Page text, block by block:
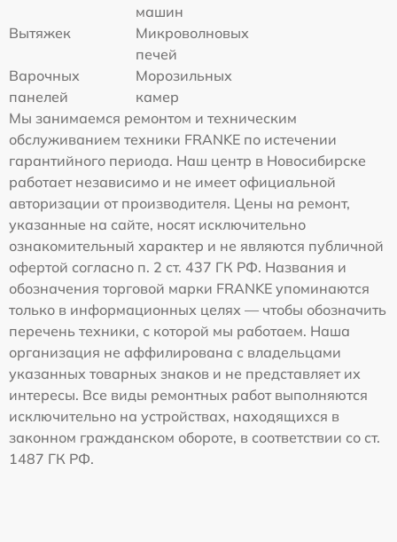
машин
Вытяжек
Микроволновых
печей
Варочных
панелей
Морозильных
камер
Мы занимаемся ремонтом и техническим
обслуживанием техники FRANKE по истечении
гарантийного периода. Наш центр в Новосибирске
работает независимо и не имеет официальной
авторизации от производителя. Цены на ремонт,
указанные на сайте, носят исключительно
ознакомительный характер и не являются публичной
офертой согласно п. 2 ст. 437 ГК РФ. Названия и
обозначения торговой марки FRANKE упоминаются
только в информационных целях — чтобы обозначить
перечень техники, с которой мы работаем. Наша
организация не аффилирована с владельцами
указанных товарных знаков и не представляет их
интересы. Все виды ремонтных работ выполняются
исключительно на устройствах, находящихся в
законном гражданском обороте, в соответствии со ст.
1487 ГК РФ.